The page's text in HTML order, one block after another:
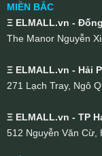
MIỀN BẮC
Ξ ELMALL.vn -
The Manor Nguyễn
Ξ ELMALL.vn - Hải
271 Lạch Tray, Ngô
Ξ ELMALL.vn - TP
512 Nguyễn Văn Cừ,